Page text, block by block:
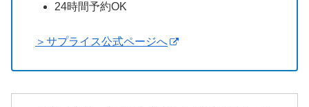
24時間予約OK
＞サプライス公式ページへ